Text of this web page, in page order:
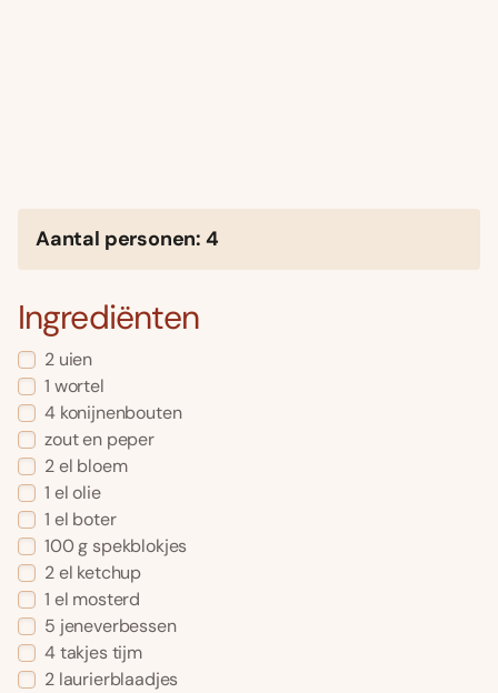
Aantal personen: 4
Ingrediënten
2 uien
1 wortel
4 konijnenbouten
zout en peper
2 el bloem
1 el olie
1 el boter
100 g spekblokjes
2 el ketchup
1 el mosterd
5 jeneverbessen
4 takjes tijm
2 laurierblaadjes